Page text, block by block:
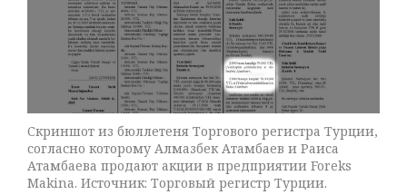
Скриншот из бюллетеня Торгового регистра Турции,
согласно которому Алмазбек Атамбаев и Раиса
Атамбаева продают акции в предприятии Foreks
Makina. Источник: Торговый регистр Турции.